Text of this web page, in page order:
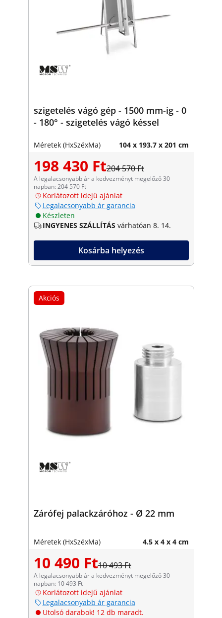
szigetelés vágó gép - 1500 mm-ig - 0
- 180° - szigetelés vágó késsel
Méretek (HxSzéxMa) 104 x 193.7 x 201 cm
198 430 Ft204 570 Ft
A legalacsonyabb ár a kedvezményt megelőző 30
napban: 204 570 Ft
Korlátozott idejű ajánlat
Legalacsonyabb ár garancia
Készleten
INGYENES SZÁLLÍTÁS várhatóan 8. 14.
Kosárba helyezés
Akciós
Zárófej palackzáróhoz - Ø 22 mm
Méretek (HxSzéxMa) 4.5 x 4 x 4 cm
10 490 Ft10 493 Ft
A legalacsonyabb ár a kedvezményt megelőző 30
napban: 10 493 Ft
Korlátozott idejű ajánlat
Legalacsonyabb ár garancia
Utolsó darabok! 12 db maradt.